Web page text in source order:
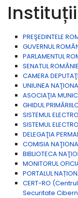
PREŞEDINTELE
GUVERNUL
PARLAMENTUL
SENATUL
CAMERA
UNIUNEA
ASOCIAŢIA
GHIDUL
SISTEMUL
SISTEMUL
DELEGAŢIA
COMISIA
BIBLIOTECA
MONITORUL
PORTALUL
CERT-RO
Securitate